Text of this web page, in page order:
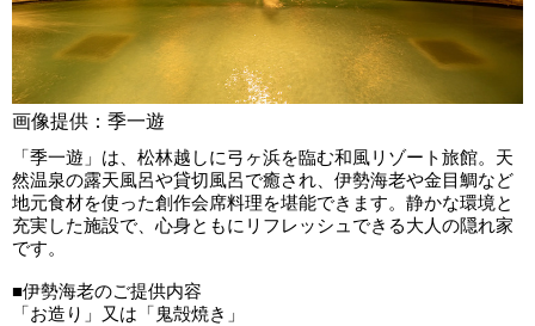
画像提供：季一遊
「季一遊」は、松林越しに弓ヶ浜を臨む和風リゾート旅館。天
然温泉の露天風呂や貸切風呂で癒され、伊勢海老や金目鯛など
地元食材を使った創作会席料理を堪能できます。静かな環境と
充実した施設で、心身ともにリフレッシュできる大人の隠れ家
です。
■伊勢海老のご提供内容
「お造り」又は「鬼殻焼き」